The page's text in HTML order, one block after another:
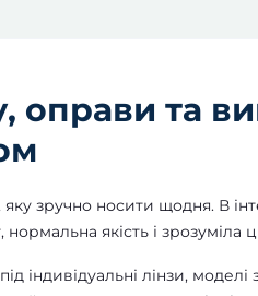
та
зручно носити щодня. В
якість і зрозуміла
індивідуальні лінзи,